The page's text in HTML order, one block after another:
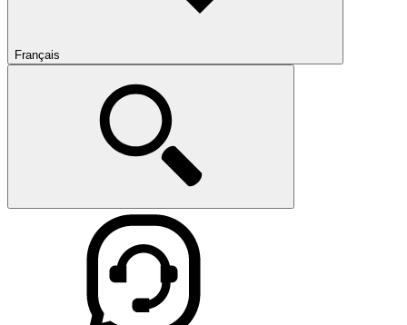
Français